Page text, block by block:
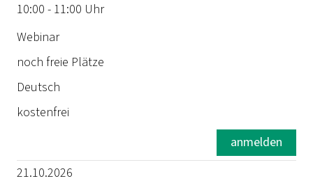
10:00 - 11:00 Uhr
Webinar
noch freie Plätze
Deutsch
kostenfrei
anmelden
21.10.2026